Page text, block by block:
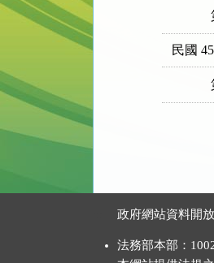
民國
政府網站資料開
法務部本部：